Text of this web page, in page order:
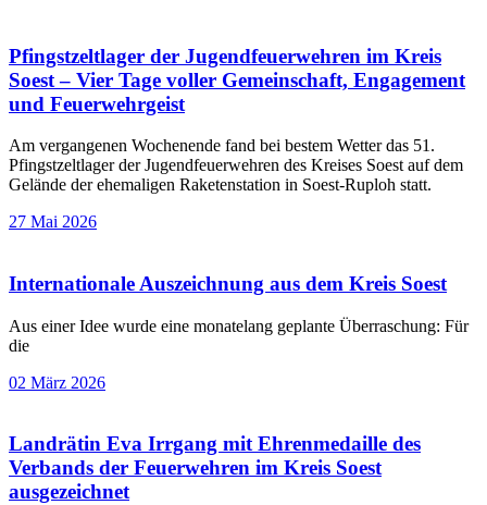
Pfingstzeltlager der Jugendfeuerwehren im Kreis
Soest – Vier Tage voller Gemeinschaft, Engagement
und Feuerwehrgeist
Am vergangenen Wochenende fand bei bestem Wetter das 51.
Pfingstzeltlager der Jugendfeuerwehren des Kreises Soest auf dem
Gelände der ehemaligen Raketenstation in Soest-Ruploh statt.
27 Mai 2026
Internationale Auszeichnung aus dem Kreis Soest
Aus einer Idee wurde eine monatelang geplante Überraschung: Für
die
02 März 2026
Landrätin Eva Irrgang mit Ehrenmedaille des
Verbands der Feuerwehren im Kreis Soest
ausgezeichnet